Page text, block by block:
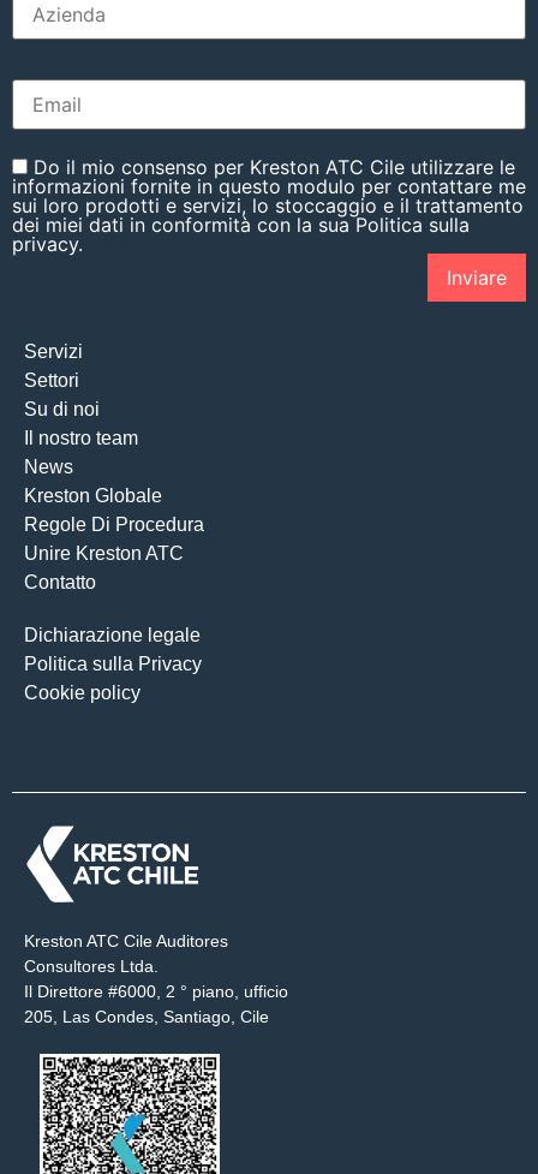
Servizi
Settori
Su di noi
Il nostro team
News
Kreston Globale
Regole Di Procedura
Unire Kreston ATC
Contatto
Dichiarazione legale
Politica sulla Privacy
Cookie policy
Do il mio consenso per Kreston ATC Cile utilizzare le
informazioni fornite in questo modulo per contattare me
sui loro prodotti e servizi, lo stoccaggio e il trattamento
dei miei dati in conformità con la sua Politica sulla
privacy.
Kreston ATC Cile Auditores
Consultores Ltda.
Il Direttore #6000, 2 ° piano, ufficio
205, Las Condes, Santiago, Cile